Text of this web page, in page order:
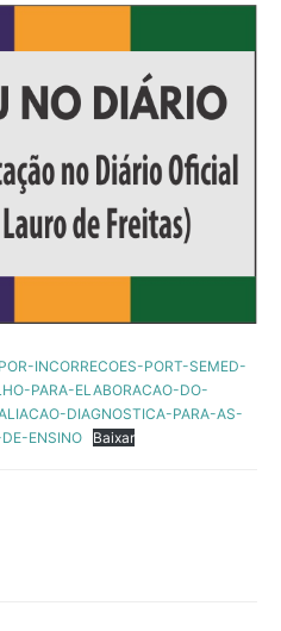
INCORRECOES-PORT-SEMED-
PARA-ELABORACAO-DO-
DIAGNOSTICA-PARA-AS-
ENSINO
Baixar